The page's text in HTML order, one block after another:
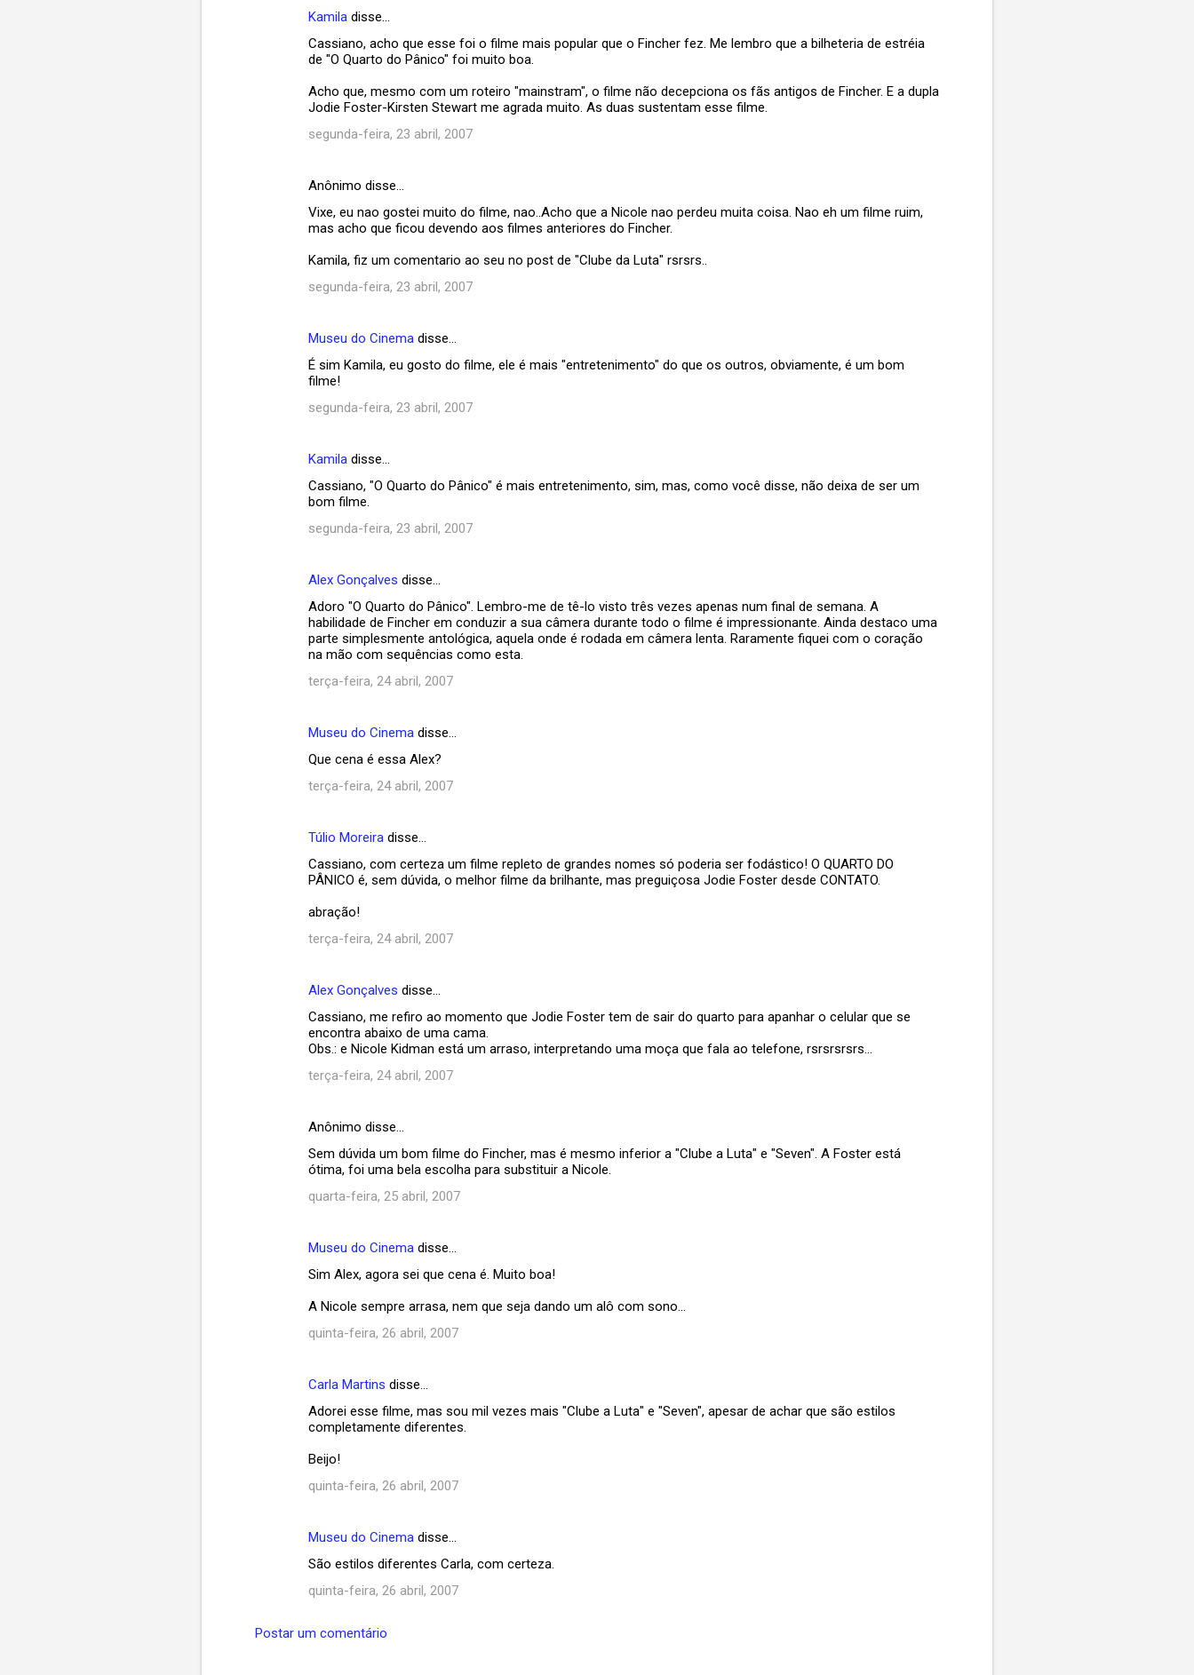
Kamila disse…
Cassiano, acho que esse foi o filme mais popular que o Fincher fez. Me lembro que a bilheteria de estréia
de "O Quarto do Pânico" foi muito boa.
Acho que, mesmo com um roteiro "mainstram", o filme não decepciona os fãs antigos de Fincher. E a dupla
Jodie Foster-Kirsten Stewart me agrada muito. As duas sustentam esse filme.
segunda-feira, 23 abril, 2007
Anônimo disse…
Vixe, eu nao gostei muito do filme, nao..Acho que a Nicole nao perdeu muita coisa. Nao eh um filme ruim,
mas acho que ficou devendo aos filmes anteriores do Fincher.
Kamila, fiz um comentario ao seu no post de "Clube da Luta" rsrsrs..
segunda-feira, 23 abril, 2007
Museu do Cinema disse…
É sim Kamila, eu gosto do filme, ele é mais "entretenimento" do que os outros, obviamente, é um bom
filme!
segunda-feira, 23 abril, 2007
Kamila disse…
Cassiano, "O Quarto do Pânico" é mais entretenimento, sim, mas, como você disse, não deixa de ser um
bom filme.
segunda-feira, 23 abril, 2007
Alex Gonçalves disse…
Adoro "O Quarto do Pânico". Lembro-me de tê-lo visto três vezes apenas num final de semana. A
habilidade de Fincher em conduzir a sua câmera durante todo o filme é impressionante. Ainda destaco uma
parte simplesmente antológica, aquela onde é rodada em câmera lenta. Raramente fiquei com o coração
na mão com sequências como esta.
terça-feira, 24 abril, 2007
Museu do Cinema disse…
Que cena é essa Alex?
terça-feira, 24 abril, 2007
Túlio Moreira disse…
Cassiano, com certeza um filme repleto de grandes nomes só poderia ser fodástico! O QUARTO DO
PÂNICO é, sem dúvida, o melhor filme da brilhante, mas preguiçosa Jodie Foster desde CONTATO.
abração!
terça-feira, 24 abril, 2007
Alex Gonçalves disse…
Cassiano, me refiro ao momento que Jodie Foster tem de sair do quarto para apanhar o celular que se
encontra abaixo de uma cama.
Obs.: e Nicole Kidman está um arraso, interpretando uma moça que fala ao telefone, rsrsrsrsrs...
terça-feira, 24 abril, 2007
Anônimo disse…
Sem dúvida um bom filme do Fincher, mas é mesmo inferior a "Clube a Luta" e "Seven". A Foster está
ótima, foi uma bela escolha para substituir a Nicole.
quarta-feira, 25 abril, 2007
Museu do Cinema disse…
Sim Alex, agora sei que cena é. Muito boa!
A Nicole sempre arrasa, nem que seja dando um alô com sono...
quinta-feira, 26 abril, 2007
Carla Martins disse…
Adorei esse filme, mas sou mil vezes mais "Clube a Luta" e "Seven", apesar de achar que são estilos
completamente diferentes.
Beijo!
quinta-feira, 26 abril, 2007
Museu do Cinema disse…
São estilos diferentes Carla, com certeza.
quinta-feira, 26 abril, 2007
Postar um comentário